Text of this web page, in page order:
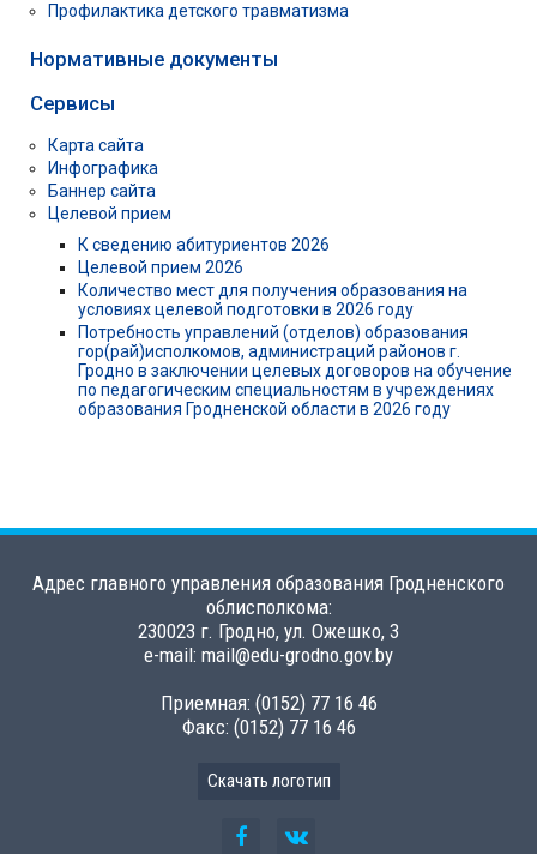
Профилактика детского травматизма
Нормативные документы
Сервисы
Карта сайта
Инфографика
Баннер сайта
Целевой прием
К сведению абитуриентов 2026
Целевой прием 2026
Количество мест для получения образования на
условиях целевой подготовки в 2026 году
Потребность управлений (отделов) образования
гор(рай)исполкомов, администраций районов г.
Гродно в заключении целевых договоров на обучение
по педагогическим специальностям в учреждениях
образования Гродненской области в 2026 году
Адрес главного управления образования Гродненского
облисполкома:
230023 г. Гродно, ул. Ожешко, 3
e-mail: mail@edu-grodno.gov.by
Приемная: (0152) 77 16 46
Факс: (0152) 77 16 46
Скачать логотип